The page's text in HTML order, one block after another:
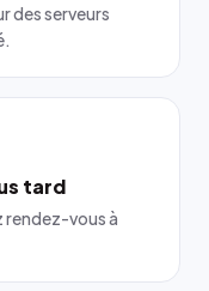
des serveurs
tard
rendez-vous à